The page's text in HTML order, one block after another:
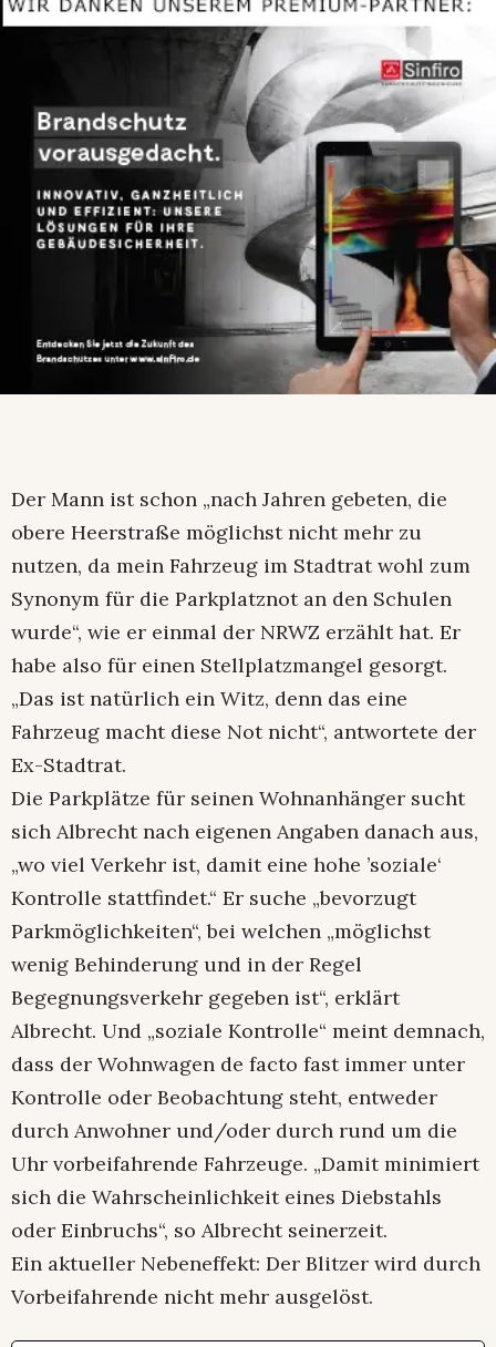
Der Mann ist schon „nach Jahren gebeten, die
obere Heerstraße möglichst nicht mehr zu
nutzen, da mein Fahrzeug im Stadtrat wohl zum
Synonym für die Parkplatznot an den Schulen
wurde“, wie er einmal der NRWZ erzählt hat. Er
habe also für einen Stellplatzmangel gesorgt.
„Das ist natürlich ein Witz, denn das eine
Fahrzeug macht diese Not nicht“, antwortete der
Ex-Stadtrat.
Die Parkplätze für seinen Wohnanhänger sucht
sich Albrecht nach eigenen Angaben danach aus,
„wo viel Verkehr ist, damit eine hohe ’soziale‘
Kontrolle stattfindet.“ Er suche „bevorzugt
Parkmöglichkeiten“, bei welchen „möglichst
wenig Behinderung und in der Regel
Begegnungsverkehr gegeben ist“, erklärt
Albrecht. Und „soziale Kontrolle“ meint demnach,
dass der Wohnwagen de facto fast immer unter
Kontrolle oder Beobachtung steht, entweder
durch Anwohner und/oder durch rund um die
Uhr vorbeifahrende Fahrzeuge. „Damit minimiert
sich die Wahrscheinlichkeit eines Diebstahls
oder Einbruchs“, so Albrecht seinerzeit.
Ein aktueller Nebeneffekt: Der Blitzer wird durch
Vorbeifahrende nicht mehr ausgelöst.